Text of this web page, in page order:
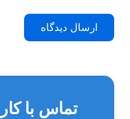
ارسال دیدگاه
تماس با